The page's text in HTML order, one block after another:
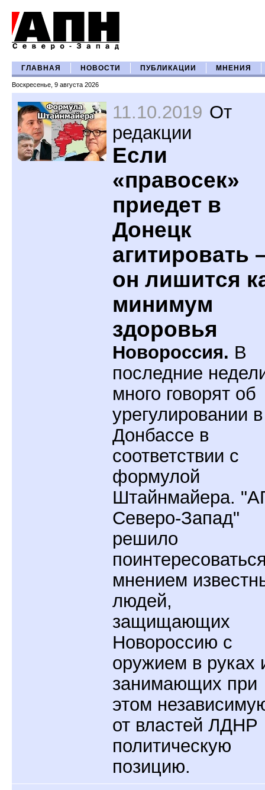
ГЛАВНАЯ НОВОСТИ ПУБЛИКАЦИИ МНЕНИЯ
Воскресенье, 9 августа 2026
11.10.2019 От
редакции
Если
«правосек»
приедет в
Донецк
агитировать
он лишится
минимум
здоровья
Новороссия. В
последние
много говорят об
урегулировании в
Донбассе в
соответствии с
формулой
Штайнмайера.
Северо-Запад"
решило
мнением
людей,
защищающих
Новороссию с
оружием в руках
занимающих при
этом
от властей ЛДНР
политическую
позицию.